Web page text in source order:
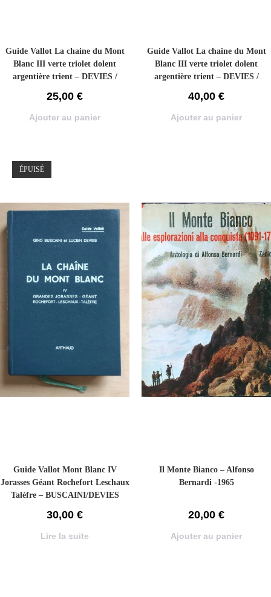
Guide Vallot La chaine du Mont
Blanc III verte triolet dolent
argentière trient – DEVIES /
25,00 €
Ajouter au panier
Guide Vallot La chaine du Mont
Blanc III verte triolet dolent
argentière trient – DEVIES /
40,00 €
Ajouter au panier
ÉPUISÉ
Guide Vallot Mont Blanc IV
Jorasses Géant Rochefort Leschaux
Talèfre – BUSCAINI/DEVIES
30,00 €
Lire la suite
Il Monte Bianco – Alfonso
Bernardi -1965
20,00 €
Ajouter au panier